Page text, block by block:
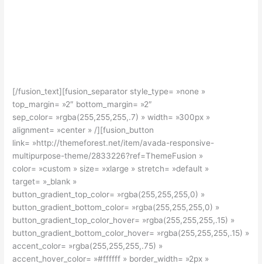
[/fusion_text][fusion_separator style_type= »none »
top_margin= »2″ bottom_margin= »2″
sep_color= »rgba(255,255,255,.7) » width= »300px »
alignment= »center » /][fusion_button
link= »http://themeforest.net/item/avada-responsive-
multipurpose-theme/2833226?ref=ThemeFusion »
color= »custom » size= »xlarge » stretch= »default »
target= »_blank »
button_gradient_top_color= »rgba(255,255,255,0) »
button_gradient_bottom_color= »rgba(255,255,255,0) »
button_gradient_top_color_hover= »rgba(255,255,255,.15) »
button_gradient_bottom_color_hover= »rgba(255,255,255,.15) »
accent_color= »rgba(255,255,255,.75) »
accent_hover_color= »#ffffff » border_width= »2px »